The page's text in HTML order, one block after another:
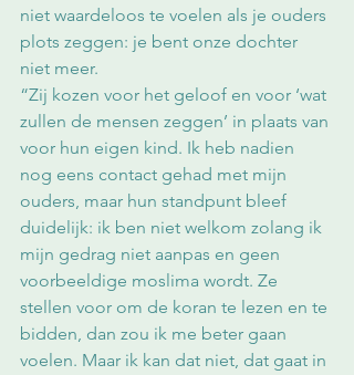
niet waardeloos te voelen als je ouders
plots zeggen: je bent onze dochter
niet meer.
“Zij kozen voor het geloof en voor ‘wat
zullen de mensen zeggen’ in plaats van
voor hun eigen kind. Ik heb nadien
nog eens contact gehad met mijn
ouders, maar hun standpunt bleef
duidelijk: ik ben niet welkom zolang ik
mijn gedrag niet aanpas en geen
voorbeeldige moslima wordt. Ze
stellen voor om de koran te lezen en te
bidden, dan zou ik me beter gaan
voelen. Maar ik kan dat niet, dat gaat in